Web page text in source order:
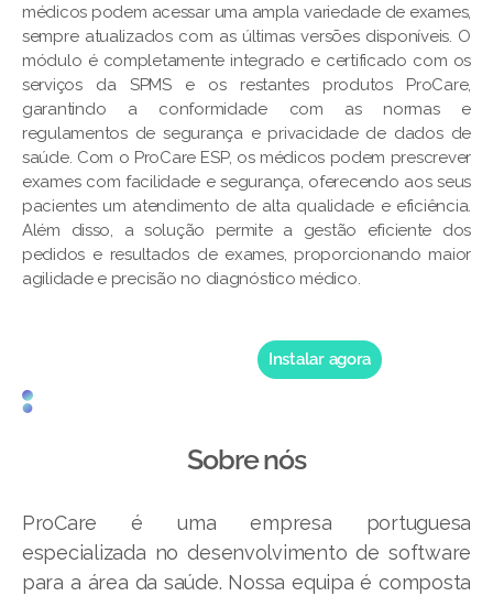
médicos podem acessar uma ampla variedade de exames,
sempre atualizados com as últimas versões disponíveis. O
módulo é completamente integrado e certificado com os
serviços da SPMS e os restantes produtos ProCare,
garantindo a conformidade com as normas e
regulamentos de segurança e privacidade de dados de
saúde. Com o ProCare ESP, os médicos podem prescrever
exames com facilidade e segurança, oferecendo aos seus
pacientes um atendimento de alta qualidade e eficiência.
Além disso, a solução permite a gestão eficiente dos
pedidos e resultados de exames, proporcionando maior
agilidade e precisão no diagnóstico médico.
Instalar agora
Sobre nós
ProCare é uma empresa portuguesa
especializada no desenvolvimento de software
para a área da saúde. Nossa equipa é composta